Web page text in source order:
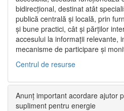
bidirecțional, destinat atât
publică centrală și locală, prin
și bune practici, cât și părților
accesului la informații relevante,
mecanisme de participare și
Centrul de resurse
Anunț important acordare ajutor
supliment pentru energie